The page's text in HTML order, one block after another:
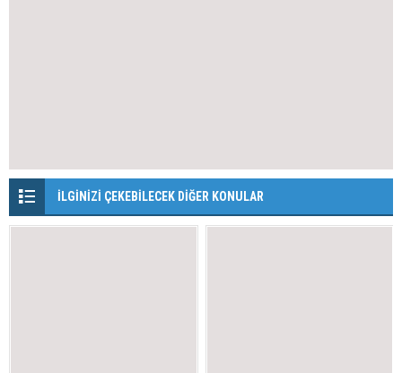
İLGİNİZİ ÇEKEBİLECEK DİĞER KONULAR